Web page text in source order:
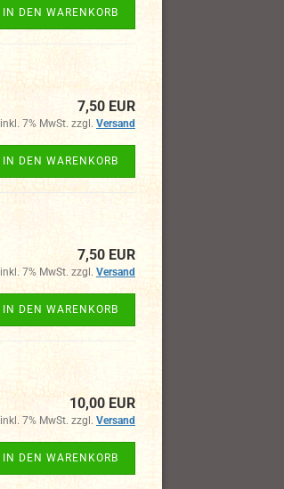
IN DEN WARENKORB
7,50 EUR
inkl. 7% MwSt. zzgl. Versand
IN DEN WARENKORB
7,50 EUR
inkl. 7% MwSt. zzgl. Versand
IN DEN WARENKORB
10,00 EUR
inkl. 7% MwSt. zzgl. Versand
IN DEN WARENKORB